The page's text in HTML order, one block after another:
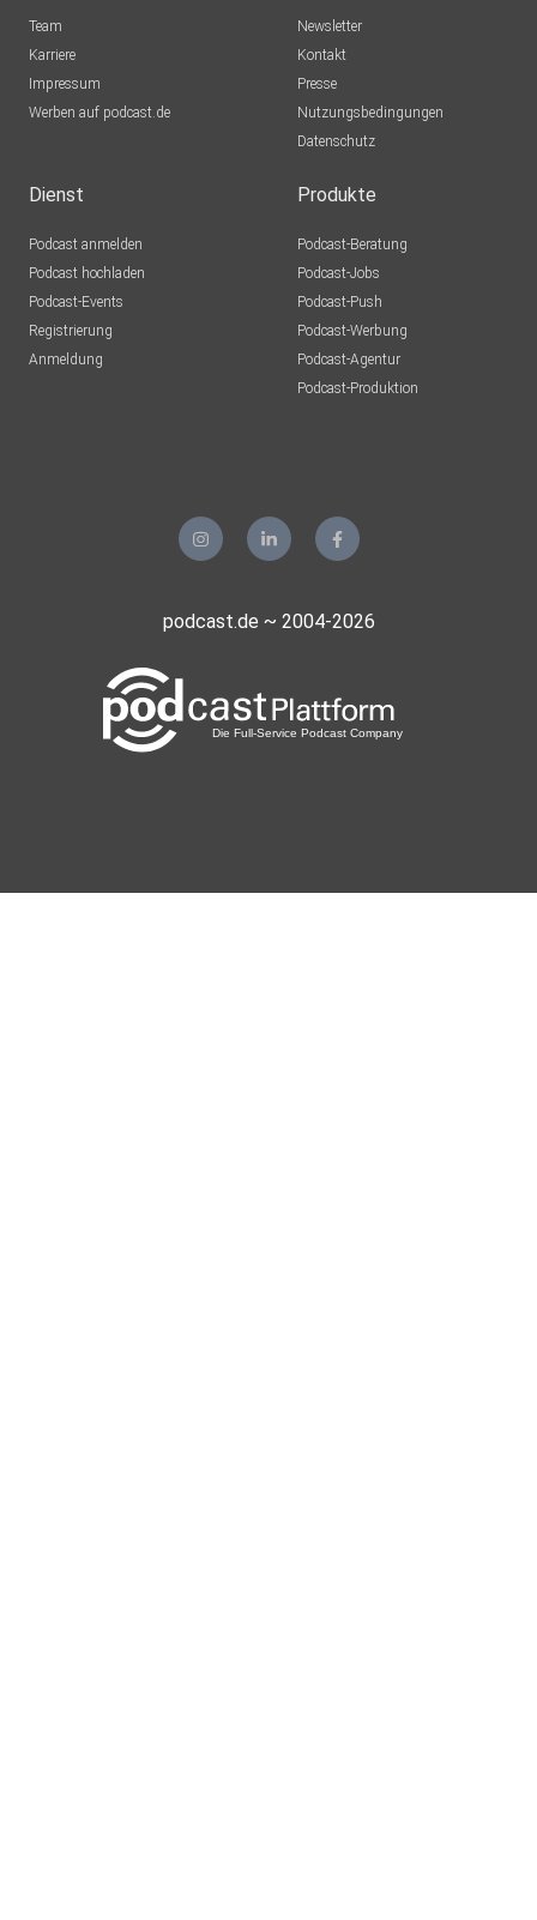
Team
Karriere
Impressum
Werben auf podcast.de
Newsletter
Kontakt
Presse
Nutzungsbedingungen
Datenschutz
Dienst
Podcast anmelden
Podcast hochladen
Podcast-Events
Registrierung
Anmeldung
Produkte
Podcast-Beratung
Podcast-Jobs
Podcast-Push
Podcast-Werbung
Podcast-Agentur
Podcast-Produktion
podcast.de ~ 2004-2026